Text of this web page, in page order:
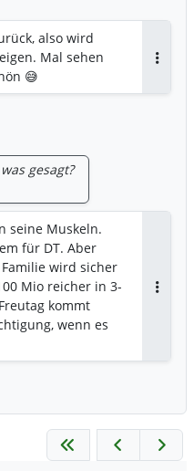
also wird
Mal sehen
😅
gesagt?
seine Muskeln.
für DT. Aber
wird sicher
Mio reicher in 3-
kommt
wenn es